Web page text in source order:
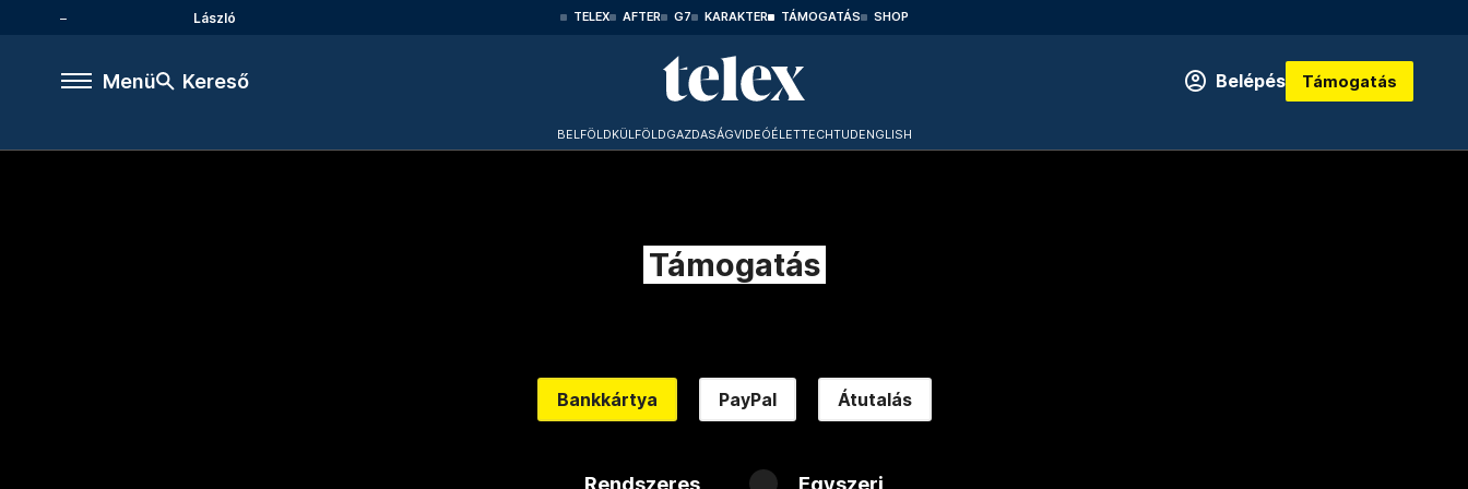
László TELEX AFTER G7 KARAKTER TÁMOGATÁS SHOP
Menü Kereső Belépés Támogatás
BELFÖLDKÜLFÖLDGAZDASÁGVIDEÓÉLETTECHTUDENGLISH
Támogatás
Bankkártya PayPal Átutalás
Rendszeres Egyszeri